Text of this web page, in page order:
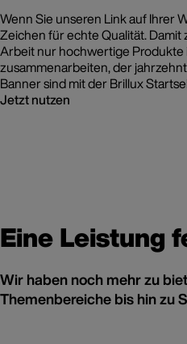
Wenn Sie unseren Link auf Ihrer
Zeichen für echte Qualität. Damit
Arbeit nur hochwertige Produkte
zusammenarbeiten, der
Banner sind mit der Brillux
Jetzt nutzen
Eine Leistung
Wir haben noch mehr zu
Themenbereiche bis hin zu